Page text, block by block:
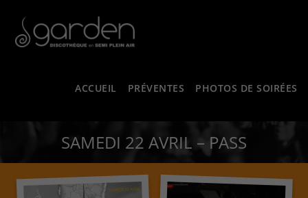
ACCUEIL PRÉVENTES PHOTOS DE SOIRÉES
SAMEDI 22 AVRIL – PASS